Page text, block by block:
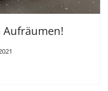
Aufräumen!